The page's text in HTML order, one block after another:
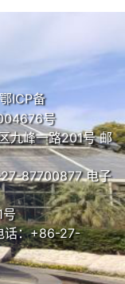
, 11:
Huo D, De
, Li RH. 2021.
microbial
promote soil
and
YX, Cheng
of
by network
, 29: 1560-
Wang WB.
鄂ICP备
号
九峰一路201号 邮
87700877 电子
号
话：+86-27-